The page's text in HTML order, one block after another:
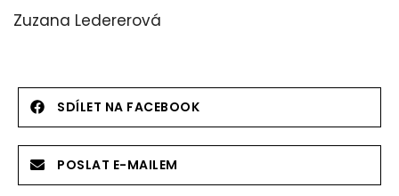
Zuzana Ledererová
SDÍLET NA FACEBOOK
POSLAT E-MAILEM